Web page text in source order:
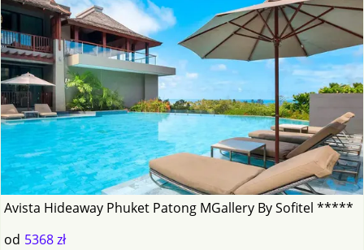
Avista Hideaway Phuket Patong MGallery By Sofitel *****
od 5368 zł